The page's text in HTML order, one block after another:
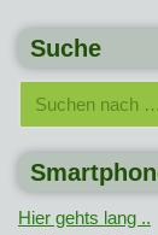
Suche
Hier gehts lang ..